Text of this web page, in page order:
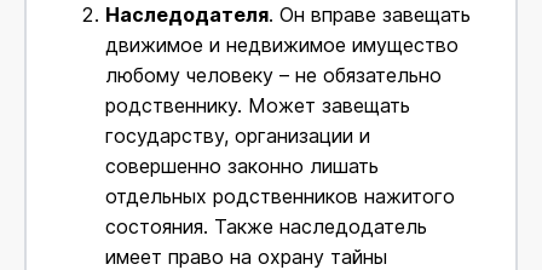
Наследодателя. Он вправе завещать
движимое и недвижимое имущество
любому человеку – не обязательно
родственнику. Может завещать
государству, организации и
совершенно законно лишать
отдельных родственников нажитого
состояния. Также наследодатель
имеет право на охрану тайны